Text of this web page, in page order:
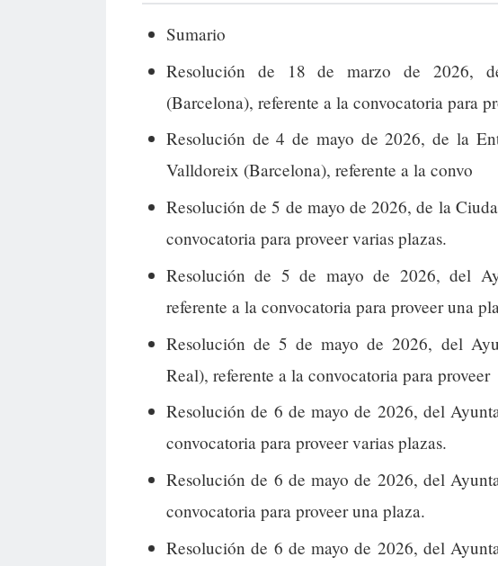
Sumario
Resolución de 18 de marzo de 2026,
(Barcelona), referente a la convocatoria para
Resolución de 4 de mayo de 2026, de la
Valldoreix (Barcelona), referente a la convo
Resolución de 5 de mayo de 2026, de la
convocatoria para proveer varias plazas.
Resolución de 5 de mayo de 2026, del
referente a la convocatoria para proveer una
Resolución de 5 de mayo de 2026, del
Real), referente a la convocatoria para proveer
Resolución de 6 de mayo de 2026, del
convocatoria para proveer varias plazas.
Resolución de 6 de mayo de 2026, del
convocatoria para proveer una plaza.
Resolución de 6 de mayo de 2026, del